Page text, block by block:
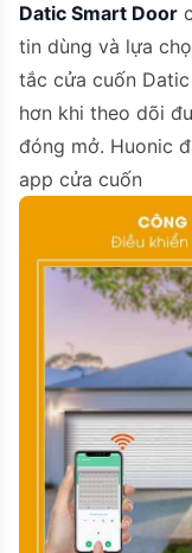
Datic Smart Door
tin dùng và lựa
tắc cửa cuốn
hơn khi theo dõi
đóng mở. Huonic
app cửa cuốn